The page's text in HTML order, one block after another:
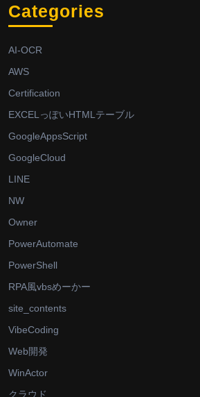
Categories
AI-OCR
AWS
Certification
EXCELっぽいHTMLテーブル
GoogleAppsScript
GoogleCloud
LINE
NW
Owner
PowerAutomate
PowerShell
RPA風vbsめーかー
site_contents
VibeCoding
Web開発
WinActor
クラウド